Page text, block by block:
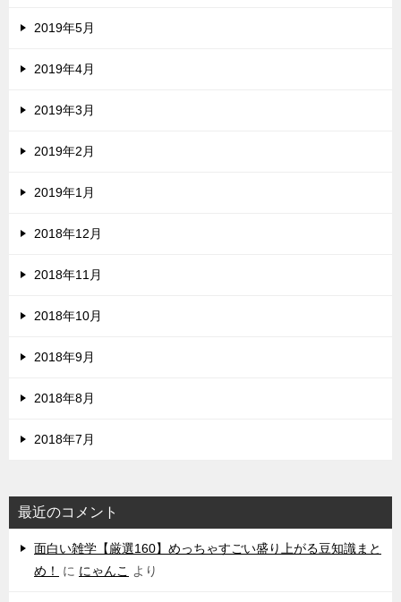
2019年5月
2019年4月
2019年3月
2019年2月
2019年1月
2018年12月
2018年11月
2018年10月
2018年9月
2018年8月
2018年7月
最近のコメント
‌面白い雑学【厳選160】めっちゃすごい盛り上がる豆知識まと
め！
に にゃんこ より